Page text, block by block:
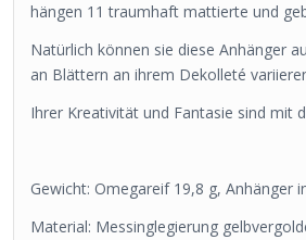
hängen 11 traumhaft mattierte und
Natürlich können sie diese Anhänger
an Blättern an ihrem Dekolleté
Ihrer Kreativität und Fantasie sind mit
Gewicht: Omegareif 19,8 g, Anhänger
Material: Messinglegierung